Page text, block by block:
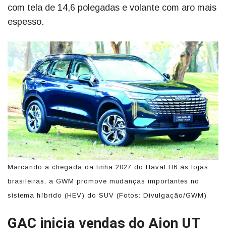
com tela de 14,6 polegadas e volante com aro mais
espesso.
Marcando a chegada da linha 2027 do Haval H6 às lojas
brasileiras, a GWM promove mudanças importantes no
sistema híbrido (HEV) do SUV (Fotos: Divulgação/GWM)
GAC inicia vendas do Aion UT